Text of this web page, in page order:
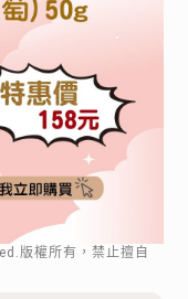
版權所有，禁止擅自